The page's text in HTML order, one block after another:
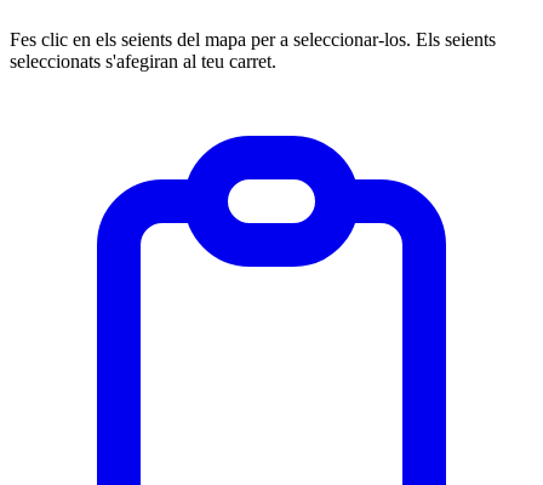
Fes clic en els seients del mapa per a seleccionar-los. Els seients
seleccionats s'afegiran al teu carret.